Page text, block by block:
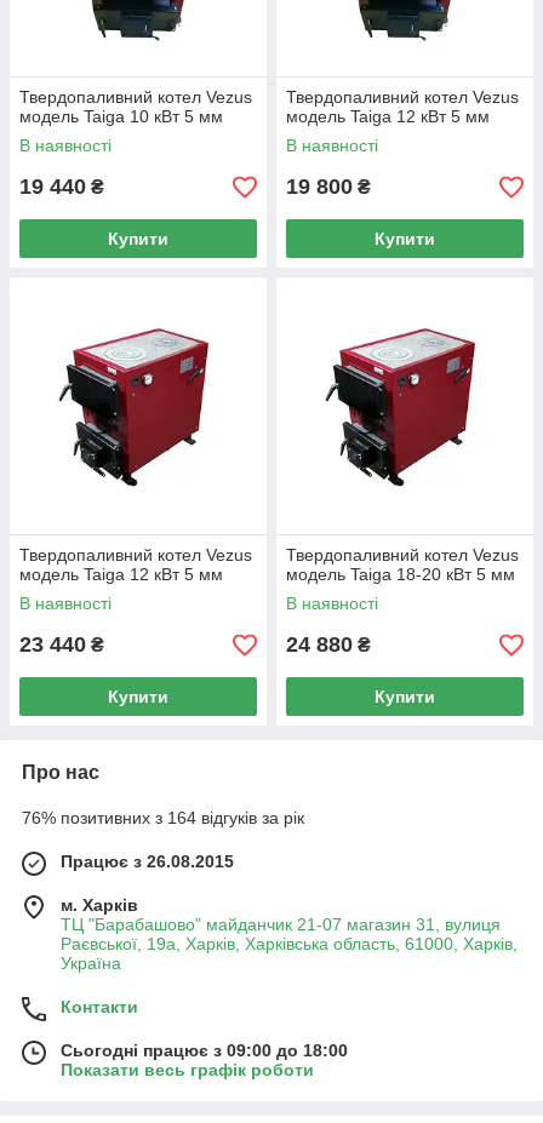
Твердопаливний котел Vezus
модель Taiga 10 кВт 5 мм
В наявності
19 440 ₴
Купити
Твердопаливний котел Vezus
модель Taiga 12 кВт 5 мм
В наявності
19 800 ₴
Купити
Твердопаливний котел Vezus
модель Taiga 12 кВт 5 мм
В наявності
23 440 ₴
Купити
Твердопаливний котел Vezus
модель Taiga 18-20 кВт 5 мм
В наявності
24 880 ₴
Купити
Про нас
76% позитивних з 164 відгуків за рік
Працює з 26.08.2015
м. Харків
ТЦ "Барабашово" майданчик 21-07 магазин 31, вулиця
Раєвської, 19а, Харків, Харківська область, 61000, Харків,
Україна
Контакти
Сьогодні працює з 09:00 до 18:00
Показати весь графік роботи